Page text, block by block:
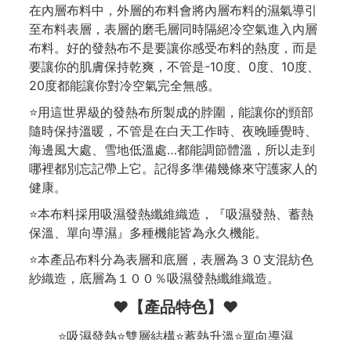
在內層布料中，外層的布料會將內層布料的濕氣導引
至布料表層，表層的磨毛層同時隔絕冷空氣進入內層
布料。好的發熱布不是要讓你感受布料的熱度，而是
要讓你的肌膚保持乾爽，不管是-10度、0度、10度、
20度都能讓你對冷空氣完全無感。
⭐用這世界級的發熱布所製成的脖圍，能讓你的頸部
隨時保持溫暖，不管是在白天工作時、夜晚睡覺時、
海邊風大處、雪地低溫處…都能調節體溫，所以走到
哪裡都別忘記帶上它。記得多準備幾條來守護家人的
健康。
⭐本布料採用吸濕發熱纖維織造，『吸濕發熱、蓄熱
保溫、單向導濕』多種機能皆為永久機能。
⭐本產品布料分為表層和底層，表層為３０支混紡色
紗織造，底層為１００％吸濕發熱纖維織造。
❤️【產品特色】❤️
⭐吸濕發熱⭐雙層結構⭐蓄熱升溫⭐單向導濕